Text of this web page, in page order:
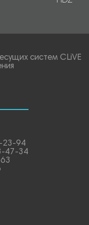
систем CLiVE
23-94
47-34